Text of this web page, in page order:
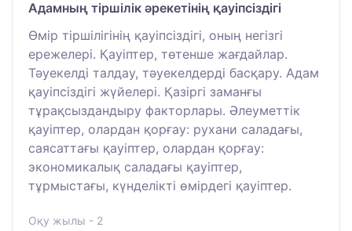
Адамның тіршілік әрекетінің қауіпсіздігі
Өмір тіршілігінің қауіпсіздігі, оның негізгі
ережелері. Қауіптер, төтенше жағдайлар.
Тәуекелді талдау, тәуекелдерді басқару. Адам
қауіпсіздігі жүйелері. Қазіргі заманғы
тұрақсыздандыру факторлары. Әлеуметтік
қауіптер, олардан қорғау: рухани саладағы,
саясаттағы қауіптер, олардан қорғау:
экономикалық саладағы қауіптер,
тұрмыстағы, күнделікті өмірдегі қауіптер.
Оқу жылы - 2